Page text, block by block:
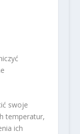
swoje
temperatur,
ich